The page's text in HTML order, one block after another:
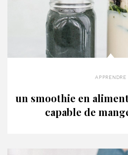
apprendre
un smoothie en
capable de